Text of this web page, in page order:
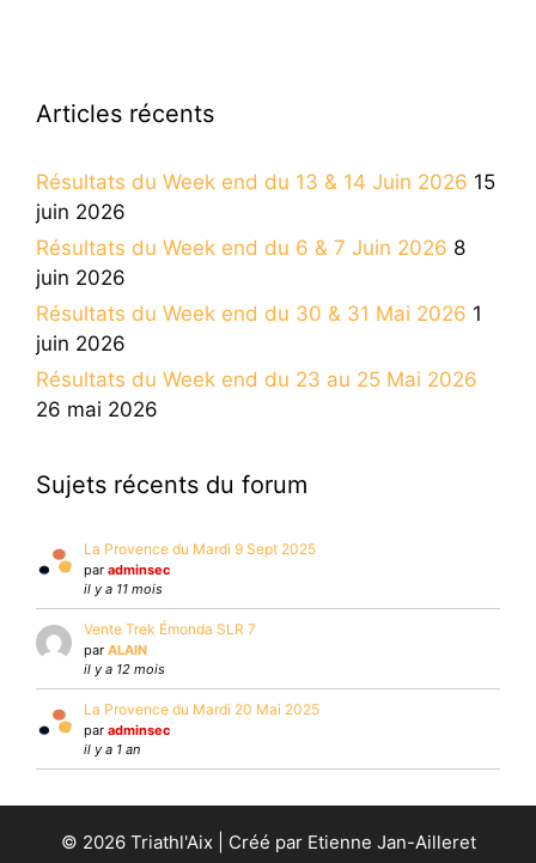
Articles récents
Résultats du Week end du 13 & 14 Juin 2026 15
juin 2026
Résultats du Week end du 6 & 7 Juin 2026 8
juin 2026
Résultats du Week end du 30 & 31 Mai 2026 1
juin 2026
Résultats du Week end du 23 au 25 Mai 2026
26 mai 2026
Sujets récents du forum
La Provence du Mardi 9 Sept 2025
par adminsec
il y a 11 mois
Vente Trek Émonda SLR 7
par ALAIN
il y a 12 mois
La Provence du Mardi 20 Mai 2025
par adminsec
il y a 1 an
© 2026 Triathl'Aix | Créé par Etienne Jan-Ailleret